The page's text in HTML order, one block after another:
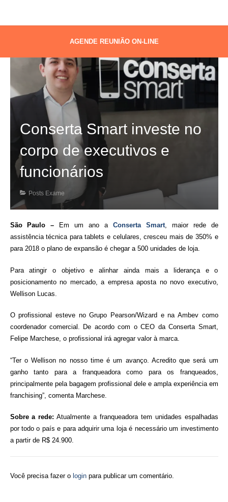
AGENDE REUNIÃO ON-LINE
Conserta Smart investe no
corpo de executivos e
funcionários
Posts Exame
São Paulo – Em um ano a Conserta Smart, maior rede de
assistência técnica para tablets e celulares, cresceu mais de 350% e
para 2018 o plano de expansão é chegar a 500 unidades de loja.
Para atingir o objetivo e alinhar ainda mais a liderança e o
posicionamento no mercado, a empresa aposta no novo executivo,
Wellison Lucas.
O profissional esteve no Grupo Pearson/Wizard e na Ambev como
coordenador comercial. De acordo com o CEO da Conserta Smart,
Felipe Marchese, o profissional irá agregar valor à marca.
“Ter o Wellison no nosso time é um avanço. Acredito que será um
ganho tanto para a franqueadora como para os franqueados,
principalmente pela bagagem profissional dele e ampla experiência em
franchising”, comenta Marchese.
Sobre a rede: Atualmente a franqueadora tem unidades espalhadas
por todo o país e para adquirir uma loja é necessário um investimento
a partir de R$ 24.900.
Você precisa fazer o loginpara publicar um comentário.